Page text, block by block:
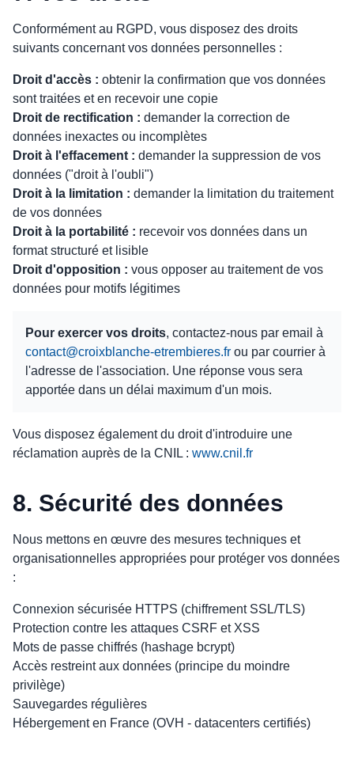
Conformément au RGPD, vous disposez des droits
suivants concernant vos données personnelles :
Droit d'accès : obtenir la confirmation que vos données
sont traitées et en recevoir une copie
Droit de rectification : demander la correction de
données inexactes ou incomplètes
Droit à l'effacement : demander la suppression de vos
données ("droit à l'oubli")
Droit à la limitation : demander la limitation du traitement
de vos données
Droit à la portabilité : recevoir vos données dans un
format structuré et lisible
Droit d'opposition : vous opposer au traitement de vos
données pour motifs légitimes
Pour exercer vos droits, contactez-nous par email à
contact@croixblanche-etrembieres.fr ou par courrier à
l'adresse de l'association. Une réponse vous sera
apportée dans un délai maximum d'un mois.
Vous disposez également du droit d'introduire une
réclamation auprès de la CNIL : www.cnil.fr
8. Sécurité des données
Nous mettons en œuvre des mesures techniques et
organisationnelles appropriées pour protéger vos données
:
Connexion sécurisée HTTPS (chiffrement SSL/TLS)
Protection contre les attaques CSRF et XSS
Mots de passe chiffrés (hashage bcrypt)
Accès restreint aux données (principe du moindre
privilège)
Sauvegardes régulières
Hébergement en France (OVH - datacenters certifiés)